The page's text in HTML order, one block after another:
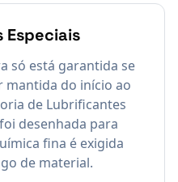
só está garantida se
mantida do início ao
de Lubrificantes
desenhada para
fina é exigida
de material.